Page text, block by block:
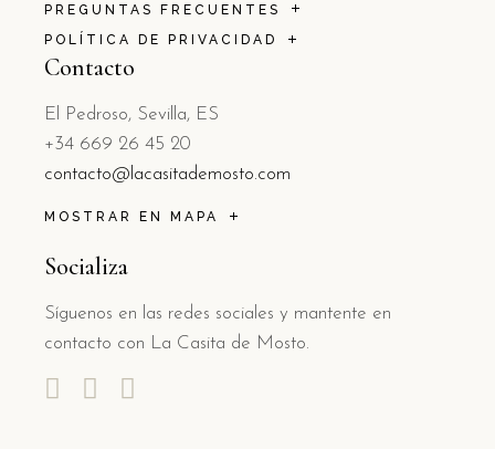
PREGUNTAS FRECUENTES
POLÍTICA DE PRIVACIDAD
Contacto
El Pedroso, Sevilla, ES
+34 669 26 45 20
contacto@lacasitademosto.com
MOSTRAR EN MAPA
Socializa
Síguenos en las redes sociales y mantente en
contacto con La Casita de Mosto.